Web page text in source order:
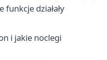
funkcje działały
i jakie noclegi